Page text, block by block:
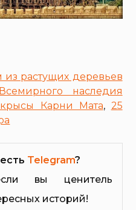
из растущих деревьев
наследия
Карни Мата, 25
Telegram?
вы ценитель
историй!